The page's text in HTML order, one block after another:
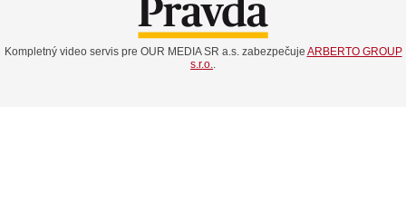
Kompletný video servis pre OUR MEDIA SR a.s. zabezpečuje ARBERTO GROUP
s.r.o..